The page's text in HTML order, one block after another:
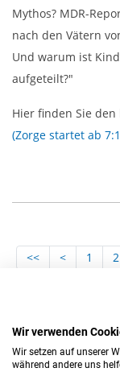
Mythos? MDR-
nach den Vätern
Und warum ist
aufgeteilt?"
Hier finden Sie
(Zorge startet ab
<< < 1 2
28
29 30
37
> >>
Wir verwenden
Wir setzen auf unserer
während andere uns